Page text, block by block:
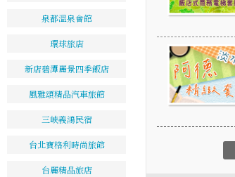
泉都溫泉會館
環球旅店
新店碧潭麗景四季飯店
風雅頌精品汽車旅館
三峽義鴻民宿
台北寶格利時尚旅館
台麗精品旅店